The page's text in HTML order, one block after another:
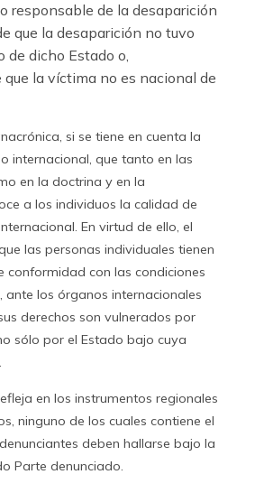
responsable de la desaparición
que la desaparición no tuvo
de dicho Estado o,
la víctima no es nacional de
si se tiene en cuenta la
internacional, que tanto en las
en la doctrina y en la
a los individuos la calidad de
En virtud de ello, el
las personas individuales tienen
conformidad con las condiciones
ante los órganos internacionales
derechos son vulnerados por
sólo por el Estado bajo cuya
en los instrumentos regionales
ninguno de los cuales contiene el
deben hallarse bajo la
Parte denunciado.